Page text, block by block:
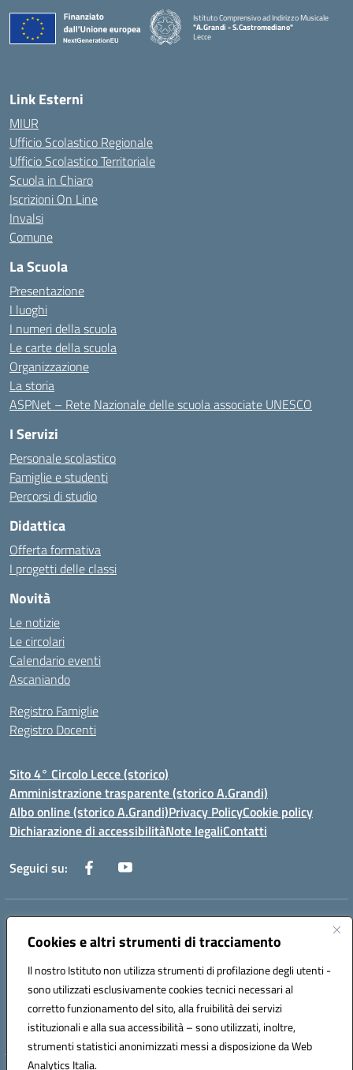
Cookies e altri strumenti di tracciamento
Il nostro Istituto non utilizza strumenti di profilazione degli utenti -
sono utilizzati esclusivamente cookies tecnici necessari al
corretto funzionamento del sito, alla fruibilità dei servizi
istituzionali e alla sua accessibilità – sono utilizzati, inoltre,
strumenti statistici anonimizzati messi a disposizione da Web
Analytics Italia.
Istituto Comprensivo ad Indirizzo Musicale
"A.Grandi - S.Castromediano"
Lecce
Link Esterni
MIUR
Ufficio Scolastico Regionale
Ufficio Scolastico Territoriale
Scuola in Chiaro
Iscrizioni On Line
Invalsi
Comune
La Scuola
Presentazione
I luoghi
I numeri della scuola
Le carte della scuola
Organizzazione
La storia
ASPNet – Rete Nazionale delle scuola associate UNESCO
I Servizi
Personale scolastico
Famiglie e studenti
Percorsi di studio
Didattica
Offerta formativa
I progetti delle classi
Novità
Le notizie
Le circolari
Calendario eventi
Ascaniando
Registro Famiglie
Registro Docenti
Sito 4° Circolo Lecce (storico)
Amministrazione trasparente (storico A.Grandi)
Albo online (storico A.Grandi)Privacy PolicyCookie policy
Dichiarazione di accessibilitàNote legaliContatti
Seguici su:
Indirizzo:
Centralino:0832/346889 Email:leic8av008@istruzione.it
Codice fiscale: 93173040754
Codice meccanografico:
LEIC8AV008
Codice Indice delle Pubbliche Amministrazioni (IPA): BZRH652R